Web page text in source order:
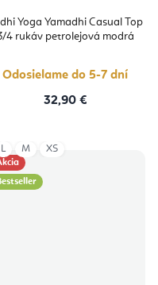
Yoga Yamadhi Casual Top
4 rukáv petrolejová modrá
Odosielame do 5-7 dní
32,90 €
L M XS